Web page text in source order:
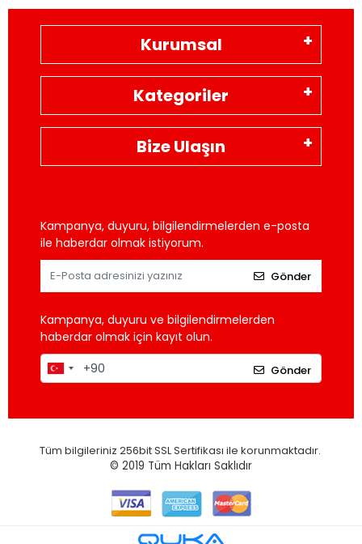
Kurumsal
Kategoriler
Bize Ulaşın
Kampanya, duyuru, bilgilendirmelerden e-posta
ile haberdar olmak istiyorum.
Gönder
Kampanya, duyuru ve bilgilendirmelerden
haberdar olmak için kayıt olun.
Gönder
Tüm bilgileriniz 256bit SSL Sertifikası ile korunmaktadır.
© 2019 Tüm Hakları Saklıdır